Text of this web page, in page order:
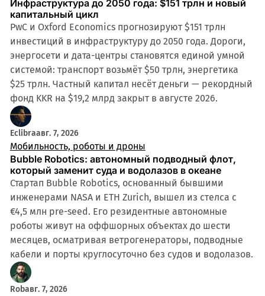
Инфраструктура до 2050 года: $151 трлн и новый
капитальный цикл
PwC и Oxford Economics прогнозируют $151 трлн
инвестиций в инфраструктуру до 2050 года. Дороги,
энергосети и дата-центры становятся единой умной
системой: транспорт возьмёт $50 трлн, энергетика
$25 трлн. Частный капитал несёт деньги — рекордный
фонд KKR на $19,2 млрд закрыт в августе 2026.
Eclibraавг. 7, 2026
Мобильность, роботы и дроны
Bubble Robotics: автономный подводный флот,
который заменит суда и водолазов в океане
Стартап Bubble Robotics, основанный бывшими
инженерами NASA и ETH Zurich, вышел из стелса с
€4,5 млн pre-seed. Его резидентные автономные
роботы живут на оффшорных объектах до шести
месяцев, осматривая ветрогенераторы, подводные
кабели и порты круглосуточно без судов и водолазов.
Robавг. 7, 2026